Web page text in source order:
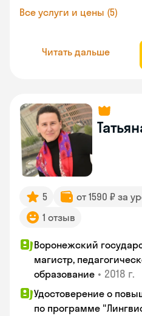
Все услуги и цены (5)
Читать дальше
5 от 1590 ₽ за
1 отзыв
Воронежский
магистр,
образование • 2018 г.
Удостоверение о
по программе